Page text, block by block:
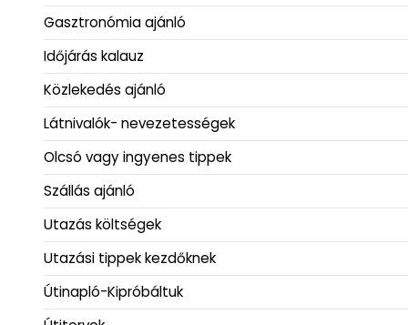
Gasztronómia ajánló
Időjárás kalauz
Közlekedés ajánló
Látnivalók- nevezetességek
Olcsó vagy ingyenes tippek
Szállás ajánló
Utazás költségek
Utazási tippek kezdőknek
Útinapló-Kipróbáltuk